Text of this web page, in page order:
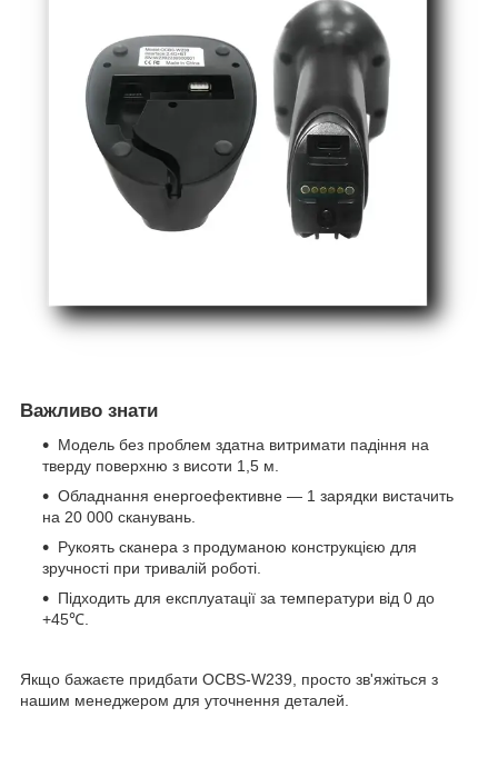
Важливо знати
Модель без проблем здатна витримати падіння на
тверду поверхню з висоти 1,5 м.
Обладнання енергоефективне — 1 зарядки вистачить
на 20 000 сканувань.
Рукоять сканера з продуманою конструкцією для
зручності при тривалій роботі.
Підходить для експлуатації за температури від 0 до
+45℃.
Якщо бажаєте придбати OCBS-W239, просто зв'яжіться з
нашим менеджером для уточнення деталей.